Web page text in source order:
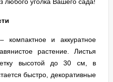
любого уголка Вашего сада!
компактное и аккуратное
растение. Листья
высотой до 30 см, в
быстро, декоративные